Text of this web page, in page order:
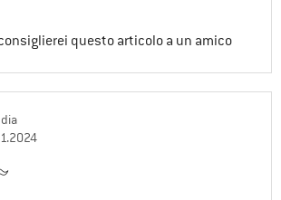
questo articolo a un amico